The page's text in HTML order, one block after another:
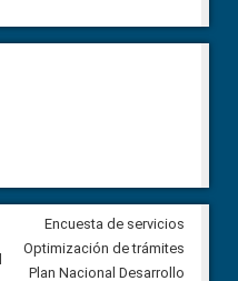
Veeduría Ciudadana para
construcción del asfaltado de
Ballenita del cantón Santa
Encuesta de servicios
Optimización de trámites
Plan Nacional Desarrollo